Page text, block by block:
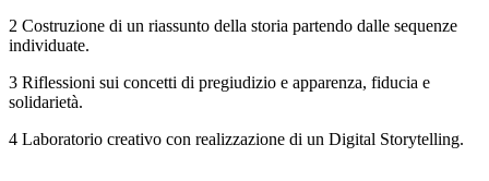
2 Costruzione di un riassunto della storia partendo dalle sequenze
individuate.
3 Riflessioni sui concetti di pregiudizio e apparenza, fiducia e
solidarietà.
4 Laboratorio creativo con realizzazione di un Digital Storytelling.